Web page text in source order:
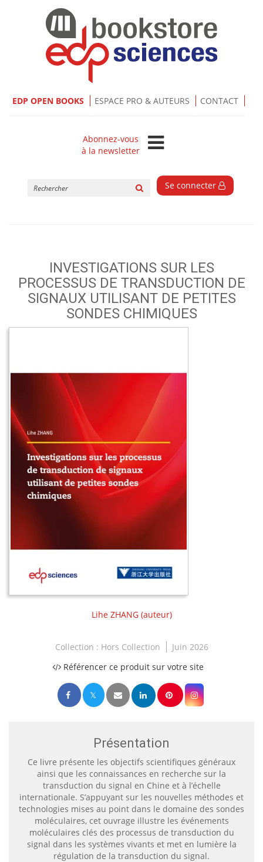
EDP OPEN BOOKS ESPACE PRO & AUTEURS CONTACT
Abonnez-vous
à la newsletter
Se connecter
INVESTIGATIONS SUR LES
PROCESSUS DE TRANSDUCTION DE
SIGNAUX UTILISANT DE PETITES
SONDES CHIMIQUES
Lihe ZHANG(auteur)
Collection : Hors Collection
Juin 2026
Référencer ce produit sur votre site
Présentation
Ce livre présente les objectifs scientifiques généraux
ainsi que les connaissances en recherche sur la
transduction du signal en Chine et à l’échelle
internationale. S’appuyant sur les nouvelles méthodes et
technologies mises au point dans le domaine des sondes
moléculaires, cet ouvrage illustre les événements
moléculaires clés des processus de transduction du
signal dans les systèmes vivants et met en lumière la
régulation de la transduction du signal.